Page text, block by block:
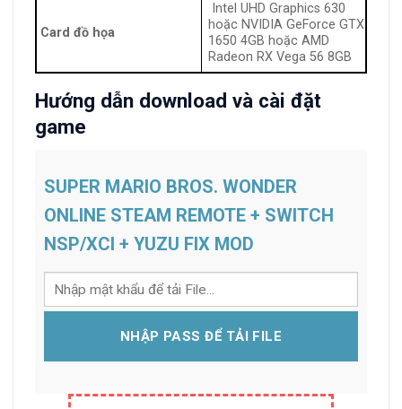
Card đồ họa
Intel UHD Graphics 630
hoặc NVIDIA GeForce GTX
1650 4GB hoặc AMD
Radeon RX Vega 56 8GB
Hướng dẫn download và cài đặt
game
SUPER MARIO BROS. WONDER
ONLINE STEAM REMOTE + SWITCH
NSP/XCI + YUZU FIX MOD
NHẬP PASS ĐỂ TẢI FILE